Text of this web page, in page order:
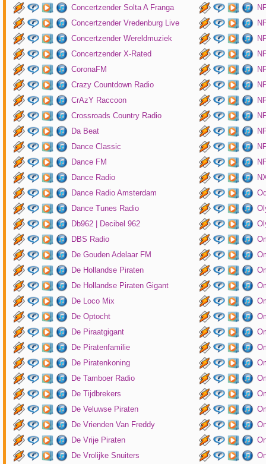
Concertzender Solta A Franga
Concertzender Vredenburg Live
Concertzender Wereldmuziek
Concertzender X-Rated
CoronaFM
Crazy Countdown Radio
CrAzY Raccoon
Crossroads Country Radio
Da Beat
Dance Classic
Dance FM
Dance Radio
Dance Radio Amsterdam
Dance Tunes Radio
Db962 | Decibel 962
DBS Radio
De Gouden Adelaar FM
De Hollandse Piraten
De Hollandse Piraten Gigant
De Loco Mix
De Optocht
De Piraatgigant
De Piratenfamilie
De Piratenkoning
De Tamboer Radio
De Tijdbrekers
De Veluwse Piraten
De Vrienden Van Freddy
De Vrije Piraten
De Vrolijke Snuiters